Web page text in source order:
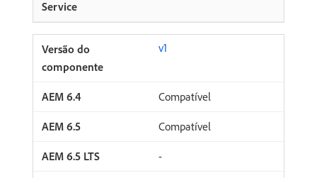
v1
Compatível
Compatível
-